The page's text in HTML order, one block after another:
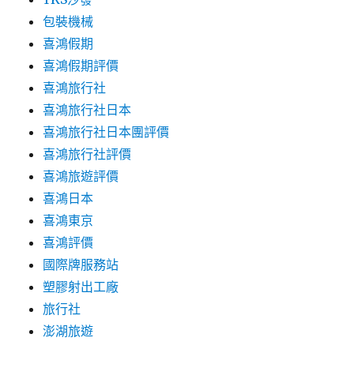
包裝機械
喜鴻假期
喜鴻假期評價
喜鴻旅行社
喜鴻旅行社日本
喜鴻旅行社日本團評價
喜鴻旅行社評價
喜鴻旅遊評價
喜鴻日本
喜鴻東京
喜鴻評價
國際牌服務站
塑膠射出工廠
旅行社
澎湖旅遊